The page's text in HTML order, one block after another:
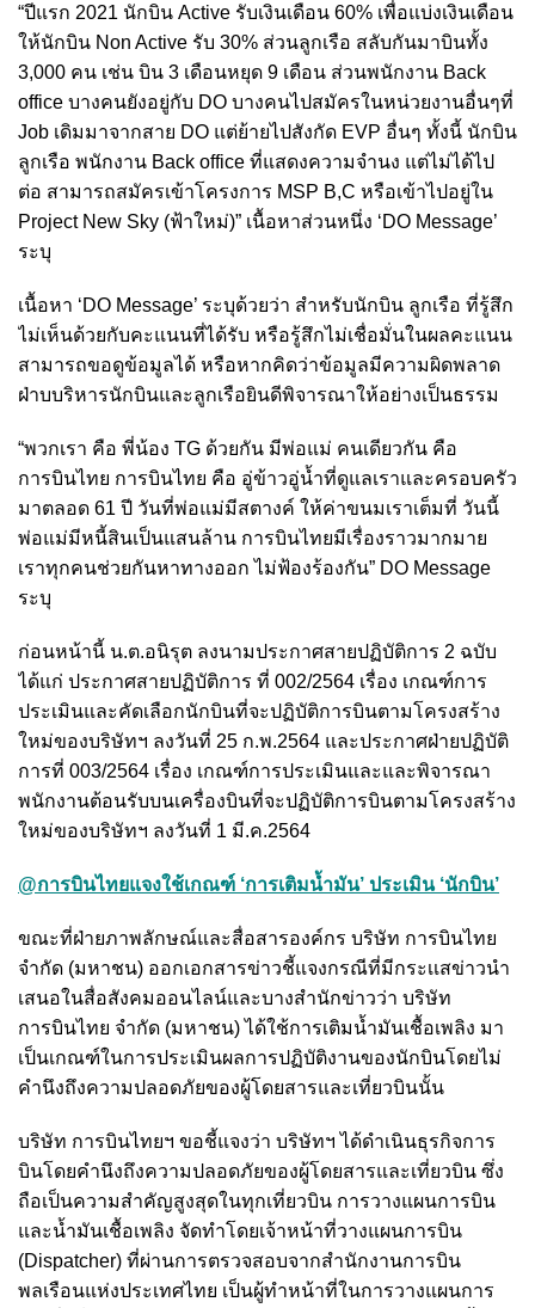
“ปีแรก 2021 นักบิน Active รับเงินเดือน 60% เพื่อแบ่งเงินเดือน
ให้นักบิน Non Active รับ 30% ส่วนลูกเรือ สลับกันมาบินทั้ง
3,000 คน เช่น บิน 3 เดือนหยุด 9 เดือน ส่วนพนักงาน Back
office บางคนยังอยู่กับ DO บางคนไปสมัครในหน่วยงานอื่นๆที่
Job เดิมมาจากสาย DO แต่ย้ายไปสังกัด EVP อื่นๆ ทั้งนี้ นักบิน
ลูกเรือ พนักงาน Back office ที่แสดงความจำนง แต่ไม่ได้ไป
ต่อ สามารถสมัครเข้าโครงการ MSP B,C หรือเข้าไปอยู่ใน
Project New Sky (ฟ้าใหม่)” เนื้อหาส่วนหนึ่ง ‘DO Message’
ระบุ
เนื้อหา ‘DO Message’ ระบุด้วยว่า สำหรับนักบิน ลูกเรือ ที่รู้สึก
ไม่เห็นด้วยกับคะแนนที่ได้รับ หรือรู้สึกไม่เชื่อมั่นในผลคะแนน
สามารถขอดูข้อมูลได้ หรือหากคิดว่าข้อมูลมีความผิดพลาด
ฝ่าบบริหารนักบินและลูกเรือยินดีพิจารณาให้อย่างเป็นธรรม
“พวกเรา คือ พี่น้อง TG ด้วยกัน มีพ่อแม่ คนเดียวกัน คือ
การบินไทย การบินไทย คือ อู่ข้าวอู่น้ำที่ดูแลเราและครอบครัว
มาตลอด 61 ปี วันที่พ่อแม่มีสตางค์ ให้ค่าขนมเราเต็มที่ วันนี้
พ่อแม่มีหนี้สินเป็นแสนล้าน การบินไทยมีเรื่องราวมากมาย
เราทุกคนช่วยกันหาทางออก ไม่ฟ้องร้องกัน” DO Message
ระบุ
ก่อนหน้านี้ น.ต.อนิรุต ลงนามประกาศสายปฏิบัติการ 2 ฉบับ
ได้แก่ ประกาศสายปฏิบัติการ ที่ 002/2564 เรื่อง เกณฑ์การ
ประเมินและคัดเลือกนักบินที่จะปฏิบัติการบินตามโครงสร้าง
ใหม่ของบริษัทฯ ลงวันที่ 25 ก.พ.2564 และประกาศฝ่ายปฏิบัติ
การที่ 003/2564 เรื่อง เกณฑ์การประเมินและและพิจารณา
พนักงานต้อนรับบนเครื่องบินที่จะปฏิบัติการบินตามโครงสร้าง
ใหม่ของบริษัทฯ ลงวันที่ 1 มี.ค.2564
@การบินไทยแจงใช้เกณฑ์ ‘การเติมน้ำมัน’ ประเมิน ‘นักบิน’
ขณะที่ฝ่ายภาพลักษณ์และสื่อสารองค์กร บริษัท การบินไทย
จำกัด (มหาชน) ออกเอกสารข่าวชี้แจงกรณีที่มีกระเเสข่าวนำ
เสนอในสื่อสังคมออนไลน์และบางสำนักข่าวว่า บริษัท
การบินไทย จำกัด (มหาชน) ได้ใช้การเติมน้ำมันเชื้อเพลิง มา
เป็นเกณฑ์ในการประเมินผลการปฏิบัติงานของนักบินโดยไม่
คำนึงถึงความปลอดภัยของผู้โดยสารและเที่ยวบินนั้น
บริษัท การบินไทยฯ ขอชี้แจงว่า บริษัทฯ ได้ดำเนินธุรกิจการ
บินโดยคำนึงถึงความปลอดภัยของผู้โดยสารและเที่ยวบิน ซึ่ง
ถือเป็นความสำคัญสูงสุดในทุกเที่ยวบิน การวางแผนการบิน
และน้ำมันเชื้อเพลิง จัดทำโดยเจ้าหน้าที่วางแผนการบิน
(Dispatcher) ที่ผ่านการตรวจสอบจากสำนักงานการบิน
พลเรือนแห่งประเทศไทย เป็นผู้ทำหน้าที่ในการวางแผนการ